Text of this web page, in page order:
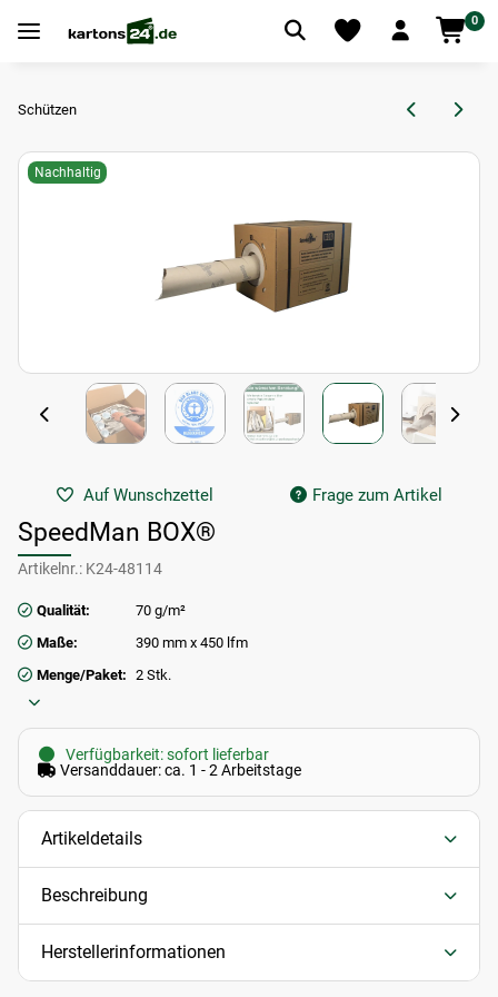
0
Schützen
Nachhaltig
Auf Wunschzettel Frage zum Artikel
SpeedMan BOX®
Artikelnr.: K24-48114
Qualität:
70 g/m²
Maße:
390 mm x 450 lfm
Menge/Paket: 2 Stk.
Verfügbarkeit: sofort lieferbar
Versanddauer: ca. 1 - 2 Arbeitstage
Artikeldetails
Beschreibung
Herstellerinformationen